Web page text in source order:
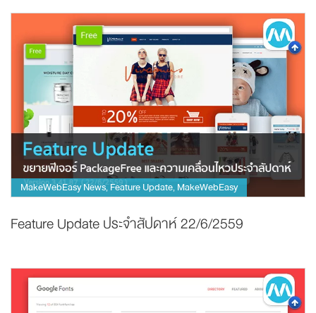
MakeWebEasy News,Feature Update, MakeWebEasy
Feature Update ประจำสัปดาห์ 22/6/2559